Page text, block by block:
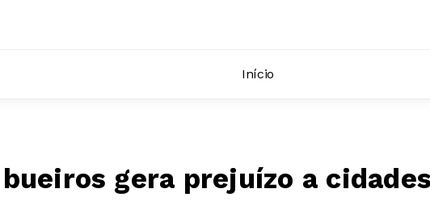
Início
gera prejuízo a cidades